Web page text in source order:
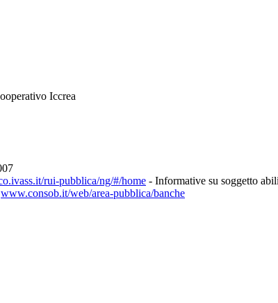
Iccrea
rui-pubblica/ng/#/home - Informative su soggetto
www.consob.it/web/area-pubblica/banche